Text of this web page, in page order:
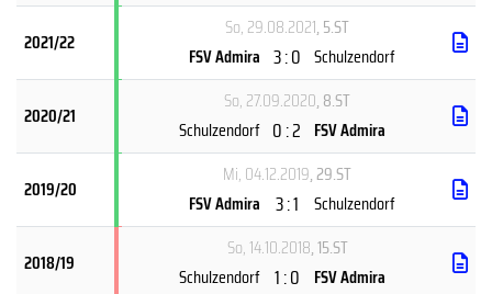
2021/22
So, 29.08.2021, 5.ST
FSV Admira 3 : 0 Schulzendorf
2020/21
So, 27.09.2020, 8.ST
Schulzendorf 0 : 2 FSV Admira
2019/20
Mi, 04.12.2019, 29.ST
FSV Admira 3 : 1 Schulzendorf
2018/19
So, 14.10.2018, 15.ST
Schulzendorf 1 : 0 FSV Admira